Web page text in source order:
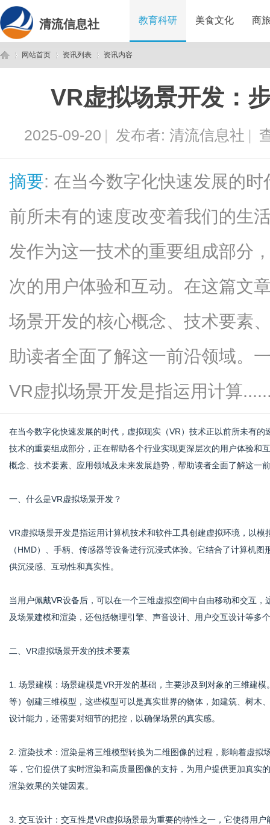
清流信息社 教育科研 美食文化 商
网站首页 资讯列表
›
资讯内容
VR虚拟场景开发：
2025-09-20 | 发布者: 清流信息社 |
摘要: 在当今数字化快速发展的
前所未有的速度改变着我们的生
发作为这一技术的重要组成部分
次的用户体验和互动。在这篇文
场景开发的核心概念、技术要素
助读者全面了解这一前沿领域。
VR虚拟场景开发是指运用计算
在当今数字化快速发展的时代，虚拟现实（VR）技术正以前所未有
技术的重要组成部分，正在帮助各个行业实现更深层次的用户体验和
概念、技术要素、应用领域及未来发展趋势，帮助读者全面了解这一
一、什么是VR虚拟场景开发？
VR虚拟场景开发是指运用计算机技术和软件工具创建虚拟环境，以
（HMD）、手柄、传感器等设备进行沉浸式体验。它结合了计算机
供沉浸感、互动性和真实性。
当用户佩戴VR设备后，可以在一个三维虚拟空间中自由移动和交互
及场景建模和渲染，还包括物理引擎、声音设计、用户交互设计等多
二、VR虚拟场景开发的技术要素
1. 场景建模：场景建模是VR开发的基础，主要涉及到对象的三维建
等）创建三维模型，这些模型可以是真实世界的物体，如建筑、树木
设计能力，还需要对细节的把控，以确保场景的真实感。
2. 渲染技术：渲染是将三维模型转换为二维图像的过程，影响着虚
等，它们提供了实时渲染和高质量图像的支持，为用户提供更加真实
渲染效果的关键因素。
3. 交互设计：交互性是VR虚拟场景最为重要的特性之一，它使得用